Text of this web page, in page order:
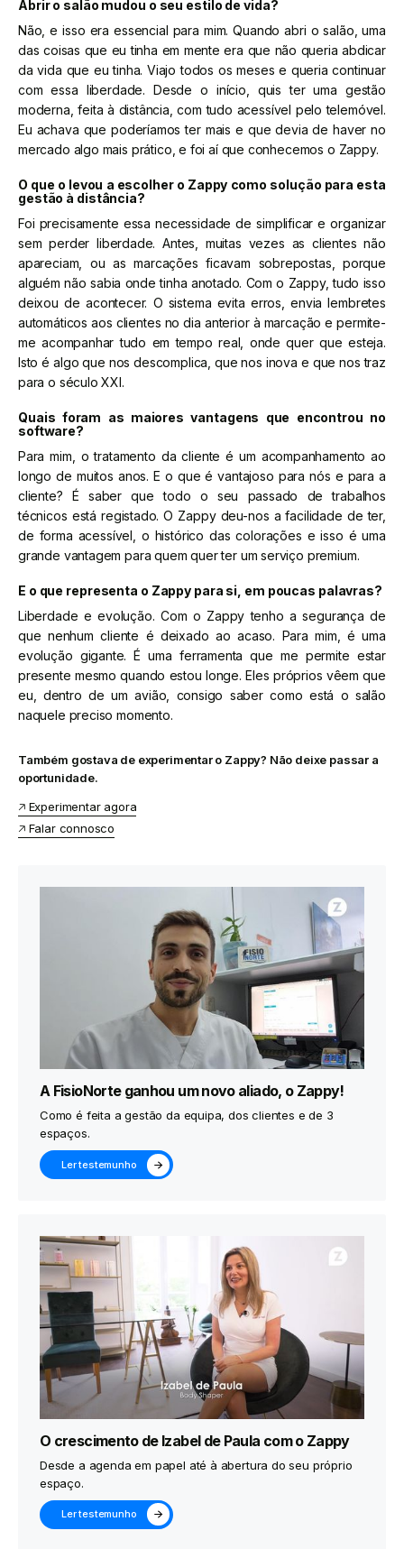
Abrir o salão mudou o seu estilo de vida?
Não, e isso era essencial para mim. Quando abri o salão, uma
das coisas que eu tinha em mente era que não queria abdicar
da vida que eu tinha. Viajo todos os meses e queria continuar
com essa liberdade. Desde o início, quis ter uma gestão
moderna, feita à distância, com tudo acessível pelo telemóvel.
Eu achava que poderíamos ter mais e que devia de haver no
mercado algo mais prático, e foi aí que conhecemos o Zappy.
O que o levou a escolher o Zappy como solução para esta
gestão à distância?
Foi precisamente essa necessidade de simplificar e organizar
sem perder liberdade. Antes, muitas vezes as clientes não
apareciam, ou as marcações ficavam sobrepostas, porque
alguém não sabia onde tinha anotado. Com o Zappy, tudo isso
deixou de acontecer. O sistema evita erros, envia lembretes
automáticos aos clientes no dia anterior à marcação e permite-
me acompanhar tudo em tempo real, onde quer que esteja.
Isto é algo que nos descomplica, que nos inova e que nos traz
para o século XXI.
Quais foram as maiores vantagens que encontrou no
software?
Para mim, o tratamento da cliente é um acompanhamento ao
longo de muitos anos. E o que é vantajoso para nós e para a
cliente? É saber que todo o seu passado de trabalhos
técnicos está registado. O Zappy deu-nos a facilidade de ter,
de forma acessível, o histórico das colorações e isso é uma
grande vantagem para quem quer ter um serviço premium.
E o que representa o Zappy para si, em poucas palavras?
Liberdade e evolução. Com o Zappy tenho a segurança de
que nenhum cliente é deixado ao acaso. Para mim, é uma
evolução gigante. É uma ferramenta que me permite estar
presente mesmo quando estou longe. Eles próprios vêem que
eu, dentro de um avião, consigo saber como está o salão
naquele preciso momento.
Também gostava de experimentar o Zappy? Não deixe passar a
oportunidade.
🡥 Experimentar agora
🡥 Falar connosco
A FisioNorte ganhou um novo aliado, o Zappy!
Como é feita a gestão da equipa, dos clientes e de 3
espaços.
Ler testemunho
O crescimento de Izabel de Paula com o Zappy
Desde a agenda em papel até à abertura do seu próprio
espaço.
Ler testemunho